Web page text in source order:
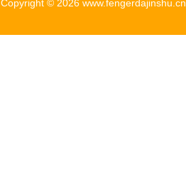
Copyright © 2026 www.fengerdajinshu.cn